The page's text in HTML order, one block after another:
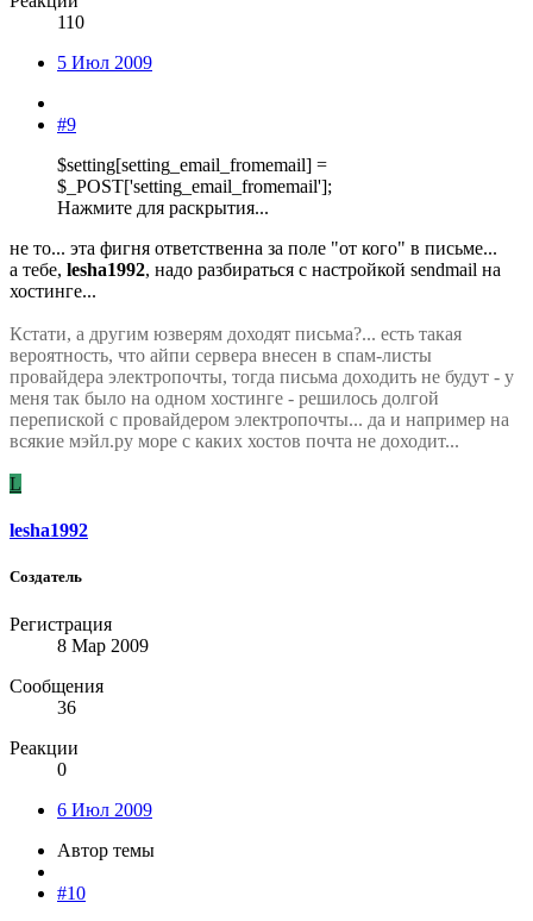
110
5 Июл 2009
#9
$setting[setting_email_fromemail] =
$_POST['setting_email_fromemail'];
Нажмите для раскрытия...
не то... эта фигня ответственна за поле "от кого" в письме...
а тебе, lesha1992, надо разбираться с настройкой sendmail на
хостинге...
Кстати, а другим юзверям доходят письма?... есть такая
вероятность, что айпи сервера внесен в спам-листы
провайдера электропочты, тогда письма доходить не будут - у
меня так было на одном хостинге - решилось долгой
перепиской с провайдером электропочты... да и например на
всякие мэйл.ру море с каких хостов почта не доходит...
L
lesha1992
Создатель
Регистрация
8 Мар 2009
Сообщения
36
Реакции
0
6 Июл 2009
Автор темы
#10